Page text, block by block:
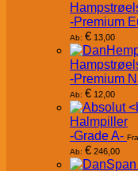
-Premium
Ab: € 13,00
-Premium
Ab: € 12,00
Halmpiller
-Grade A-
Ab: € 246,00